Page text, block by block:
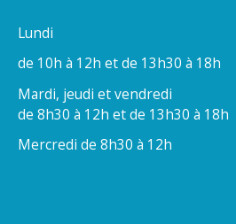
Lundi
de 10h à 12h et de 13h30 à 18h
Mardi, jeudi et vendredi
de 8h30 à 12h et de 13h30 à 18h
Mercredi de 8h30 à 12h